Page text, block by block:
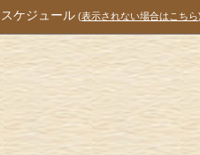
ケジュール (表示されない場合はこちら)